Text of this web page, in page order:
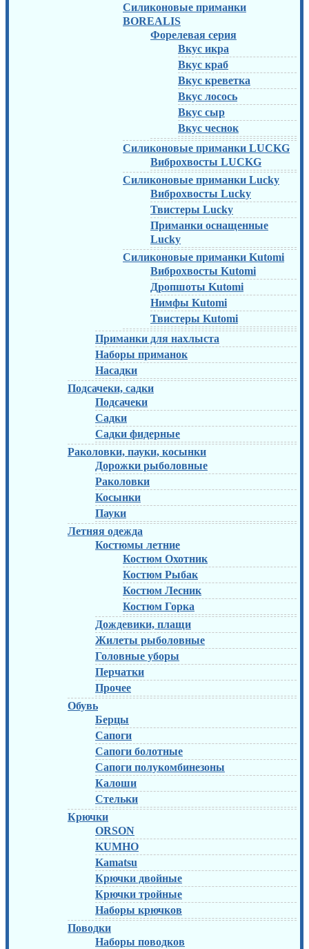
Силиконовые приманки
BOREALIS
Форелевая серия
Вкус икра
Вкус краб
Вкус креветка
Вкус лосось
Вкус сыр
Вкус чеснок
Силиконовые приманки LUCKG
Виброхвосты LUCKG
Силиконовые приманки Lucky
Виброхвосты Lucky
Твистеры Lucky
Приманки оснащенные
Lucky
Силиконовые приманки Kutomi
Виброхвосты Kutomi
Дропшоты Kutomi
Нимфы Kutomi
Твистеры Kutomi
Приманки для нахлыста
Наборы приманок
Насадки
Подсачеки, садки
Подсачеки
Садки
Садки фидерные
Раколовки, пауки, косынки
Дорожки рыболовные
Раколовки
Косынки
Пауки
Летняя одежда
Костюмы летние
Костюм Охотник
Костюм Рыбак
Костюм Лесник
Костюм Горка
Дождевики, плащи
Жилеты рыболовные
Головные уборы
Перчатки
Прочее
Обувь
Берцы
Сапоги
Сапоги болотные
Сапоги полукомбинезоны
Калоши
Стельки
Крючки
ORSON
KUMHO
Kamatsu
Крючки двойные
Крючки тройные
Наборы крючков
Поводки
Наборы поводков